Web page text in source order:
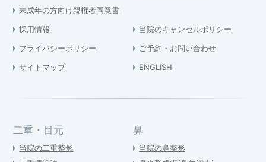
未成年の方向け親権者同意書
採用情報 当院のキャンセルポリシー
プライバシーポリシー ご予約・お問い合わせ
サイトマップ ENGLISH
二重・目元
当院の二重整形
鼻
当院の鼻整形